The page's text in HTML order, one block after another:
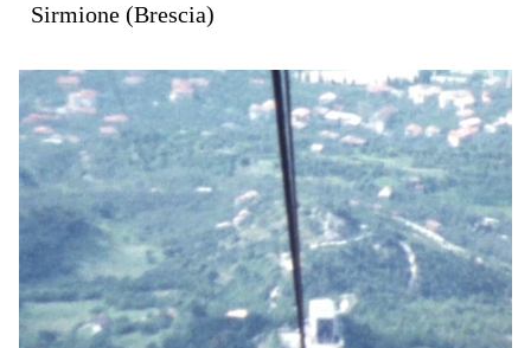
Sirmione (Brescia)